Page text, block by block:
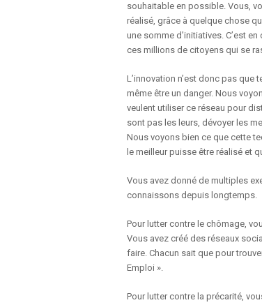
souhaitable en possible. Vous,
réalisé, grâce à quelque chose
une somme d’initiatives. C’est
ces millions de citoyens qui se
L’innovation n’est donc pas
même être un danger. Nous
veulent utiliser ce réseau pour
sont pas les leurs, dévoyer les
Nous voyons bien ce que cette
le meilleur puisse être réalisé et
Vous avez donné de multiples
connaissons depuis longtemps.
Pour lutter contre le chômage,
Vous avez créé des réseaux
faire. Chacun sait que pour
Emploi ».
Pour lutter contre la précarité,